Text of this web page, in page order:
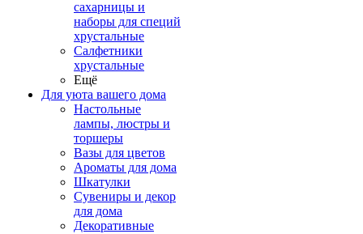
сахарницы и
наборы для специй
хрустальные
Салфетники
хрустальные
Ещё
Для уюта вашего дома
Настольные
лампы, люстры и
торшеры
Вазы для цветов
Ароматы для дома
Шкатулки
Сувениры и декор
для дома
Декоративные